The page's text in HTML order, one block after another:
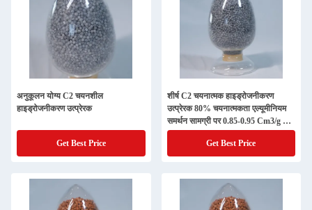
अनुकूलन योग्य C2 चयनशील
हाइड्रोजनीकरण उत्प्रेरक
Get Best Price
शीर्ष C2 चयनात्मक हाइड्रोजनीकरण
उत्प्रेरक 80% चयनात्मकता एल्यूमीनियम
समर्थन सामग्री पर 0.85-0.95 Cm3/g के
छिद्र मात्रा
Get Best Price